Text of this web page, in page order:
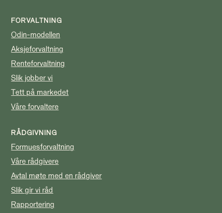
FORVALTNING
Odin-modellen
Aksjeforvaltning
Renteforvaltning
Slik jobber vi
Tett på markedet
Våre forvaltere
RÅDGIVNING
Formuesforvaltning
Våre rådgivere
Avtal møte med en rådgiver
Slik gir vi råd
Rapportering